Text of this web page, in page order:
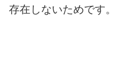
存在しないためです。